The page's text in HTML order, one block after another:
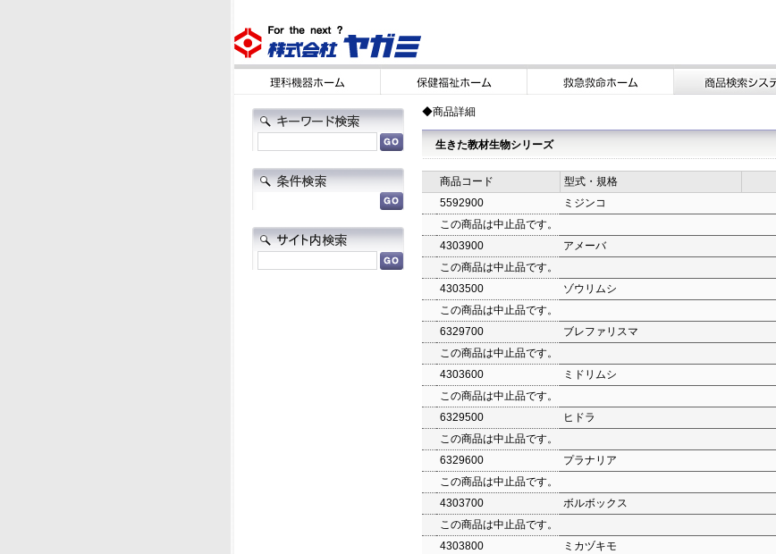
◆商品詳細
生きた教材生物シリーズ
商品コード 型式・規格
5592900
ミジンコ
この商品は中止品です。
4303900
アメーバ
この商品は中止品です。
4303500
ゾウリムシ
この商品は中止品です。
6329700
ブレファリスマ
この商品は中止品です。
4303600
ミドリムシ
この商品は中止品です。
6329500
ヒドラ
この商品は中止品です。
6329600
プラナリア
この商品は中止品です。
4303700
ボルボックス
この商品は中止品です。
4303800
ミカヅキモ